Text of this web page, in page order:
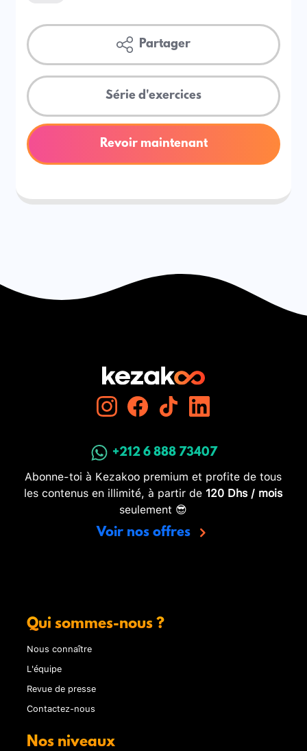
Partager
Série d'exercices
Revoir maintenant
+212 6 888 73407
Abonne-toi à Kezakoo premium et profite de tous
les contenus en illimité, à partir de 120 Dhs / mois
seulement 😎
Voir nos offres
Qui sommes-nous ?
Nous connaître
L'équipe
Revue de presse
Contactez-nous
Nos niveaux